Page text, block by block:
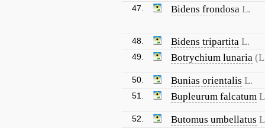
47. Bidens frondosa L.
48. Bidens tripartita L.
49. Botrychium lunaria
50. Bunias orientalis L.
51. Bupleurum falcatum
52. Butomus umbellatus